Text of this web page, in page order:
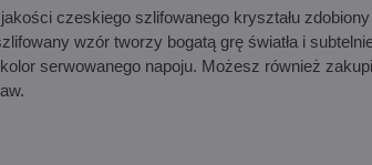
czeskiego szlifowanego kryształu
wzór tworzy bogatą grę światła i
serwowanego napoju. Możesz również